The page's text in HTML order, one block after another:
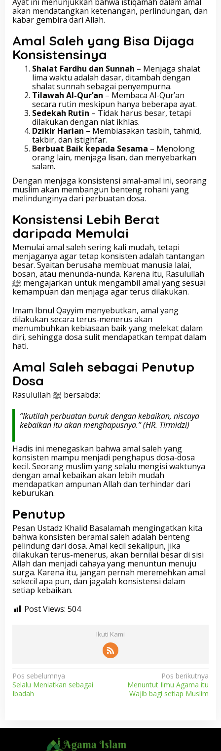
akan mendatangkan ketenangan, perlindungan, dan
kabar gembira dari Allah.
Amal Saleh yang Bisa Dijaga
Konsistensinya
Shalat Fardhu dan Sunnah – Menjaga shalat
lima waktu adalah dasar, ditambah dengan
shalat sunnah sebagai penyempurna.
Tilawah Al-Qur’an – Membaca Al-Qur’an
secara rutin meskipun hanya beberapa ayat.
Sedekah Rutin – Tidak harus besar, tetapi
dilakukan dengan niat ikhlas.
Dzikir Harian– Membiasakan tasbih, tahmid,
takbir, dan istighfar.
Berbuat Baik kepada Sesama – Menolong
orang lain, menjaga lisan, dan menyebarkan
salam.
Dengan menjaga konsistensi amal-amal ini, seorang
muslim akan membangun benteng rohani yang
melindunginya dari perbuatan dosa.
Konsistensi Lebih Berat
daripada Memulai
Memulai amal saleh sering kali mudah, tetapi
menjaganya agar tetap konsisten adalah tantangan
besar. Syaitan berusaha membuat manusia lalai,
bosan, atau menunda-nunda. Karena itu, Rasulullah
ﷺ mengajarkan untuk mengambil amal yang sesuai
kemampuan dan menjaga agar terus dilakukan.
Imam Ibnul Qayyim menyebutkan, amal yang
dilakukan secara terus-menerus akan
menumbuhkan kebiasaan baik yang melekat dalam
diri, sehingga dosa sulit mendapatkan tempat dalam
hati.
Amal Saleh sebagai Penutup
Dosa
Rasulullah ﷺ bersabda:
“Ikutilah perbuatan buruk dengan kebaikan, niscaya
kebaikan itu akan menghapusnya.”(HR. Tirmidzi)
Hadis ini menegaskan bahwa amal saleh yang
konsisten mampu menjadi penghapus dosa-dosa
kecil. Seorang muslim yang selalu mengisi waktunya
dengan amal kebaikan akan lebih mudah
mendapatkan ampunan Allah dan terhindar dari
keburukan.
Penutup
Pesan Ustadz Khalid Basalamah mengingatkan kita
bahwa konsisten beramal saleh adalah benteng
pelindung dari dosa. Amal kecil sekalipun, jika
dilakukan terus-menerus, akan bernilai besar di sisi
Allah dan menjadi cahaya yang menuntun menuju
surga. Karena itu, jangan pernah meremehkan amal
sekecil apa pun, dan jagalah konsistensi dalam
setiap kebaikan.
Post Views: 504
Ikuti Kami
N
a
g
Pos sebelumnya
Selalu Meniatkan sebagai
Ibadah
Pos berikutnya
Menuntut Ilmu Agama itu
Wajib bagi setiap Muslim